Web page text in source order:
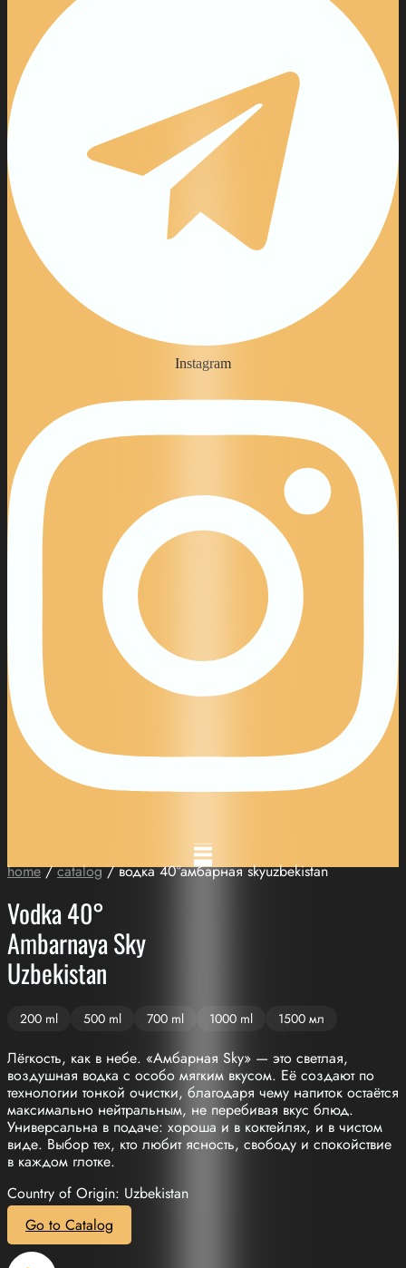
Instagram
home/catalog/ водка 40°амбарная skyuzbekistan
Vodka 40°
Ambarnaya Sky
Uzbekistan
200 ml 500 ml 700 ml 1000 ml 1500 мл
Лёгкость, как в небе. «Амбарная Sky» — это светлая,
воздушная водка с особо мягким вкусом. Её создают по
технологии тонкой очистки, благодаря чему напиток остаётся
максимально нейтральным, не перебивая вкус блюд.
Универсальна в подаче: хороша и в коктейлях, и в чистом
виде. Выбор тех, кто любит ясность, свободу и спокойствие
в каждом глотке.
Country of Origin: Uzbekistan
Go to Catalog